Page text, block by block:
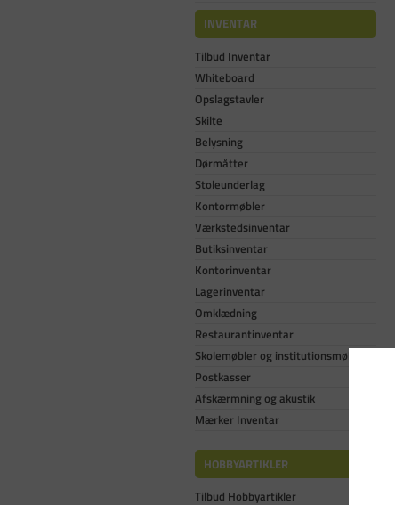
INVENTAR
Tilbud Inventar
Whiteboard
Opslagstavler
Skilte
Belysning
Dørmåtter
Stoleunderlag
Kontormøbler
Værkstedsinventar
Butiksinventar
Kontorinventar
Lagerinventar
Omklædning
Restaurantinventar
Skolemøbler og institutionsmøbler
Postkasser
Afskærmning og akustik
Mærker Inventar
HOBBYARTIKLER
Tilbud Hobbyartikler